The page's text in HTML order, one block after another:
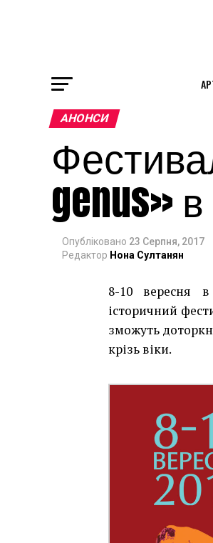
АНОНСИ
genus» в
Опубліковано 23 Серпня, 2017
Редактор Нона Султанян
8-10 вересня
історичний
зможуть
крізь віки.